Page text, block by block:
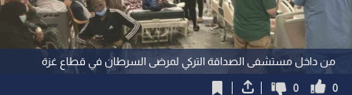
من داخل مستشفى الصداقة التركي لمرضى السرطان في قطاع غزة
0
0